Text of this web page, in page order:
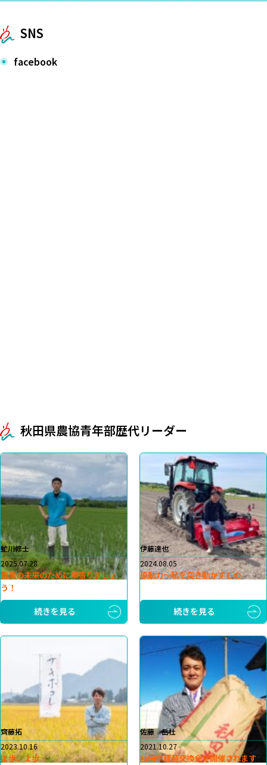
SNS
facebook
秋田県農協青年部歴代リーダー
虻川修士
2025.07.28
農業の未来のために頑張りましょ
う！
続きを見る
伊藤達也
2024.08.05
原動力～私を突き動かすもの
続きを見る
齊藤拓
2023.10.16
１歩、１歩
佐藤 岳杜
2021.10.27
秋田県種苗交換会が開催されます